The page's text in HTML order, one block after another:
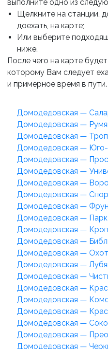
выполните одно из
Щелкните на станции,
доехать, на карте;
Или выберите
ниже.
После чего на карте
которому Вам следует
и примерное время в пути.
Домодедовская —
Домодедовская —
Домодедовская —
Домодедовская — Юго-
Домодедовская —
Домодедовская —
Домодедовская —
Домодедовская —
Домодедовская —
Домодедовская — Парк
Домодедовская —
Домодедовская —
Домодедовская —
Домодедовская —
Домодедовская —
Домодедовская —
Домодедовская —
Домодедовская —
Домодедовская —
Домодедовская —
Домодедовская —